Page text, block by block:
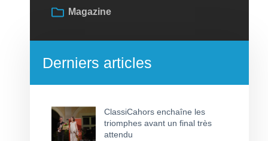
Magazine
Derniers articles
ClassiCahors enchaîne les
triomphes avant un final très
attendu